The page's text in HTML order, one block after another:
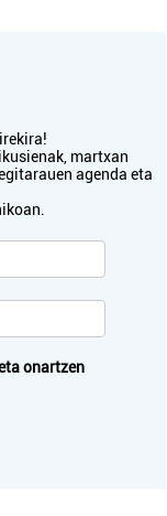
martxan
agenda eta
onartzen